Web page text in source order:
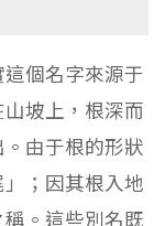
個名字來源于
坡上，根深而
由于根的形狀
；因其根入地
。這些別名既